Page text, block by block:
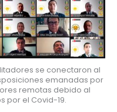
se conectaron al
emanadas por
remotas debido al
por el Covid-19.